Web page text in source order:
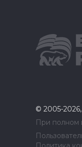
© 2005-
При полном